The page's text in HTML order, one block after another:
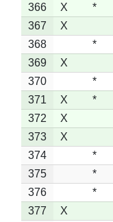
366
X *
367
X
368
*
369
X
370
*
371
X *
372
X
373
X
374
*
375
*
376
*
377
X